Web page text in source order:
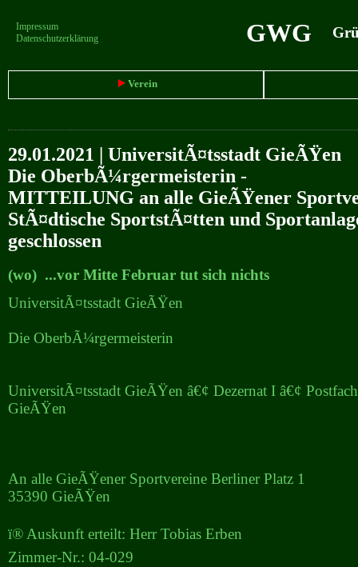
Impressum
Datenschutzerklärung
GWG
Verein
29.01.2021 | UniversitÃ¤tsstadt GieÃŸen
Die OberbÃ¼rgermeisterin -
MITTEILUNG an alle GieÃŸener
StÃ¤dtische SportstÃ¤tten und
geschlossen
(wo) ...vor Mitte Februar tut sich nichts
UniversitÃ¤tsstadt GieÃŸen
Die OberbÃ¼rgermeisterin
UniversitÃ¤tsstadt GieÃŸen â€¢ Dezernat I â€¢
GieÃŸen
An alle GieÃŸener Sportvereine Berliner Platz 1
35390 GieÃŸen
ï® Auskunft erteilt: Herr Tobias Erben
Zimmer-Nr.: 04-029